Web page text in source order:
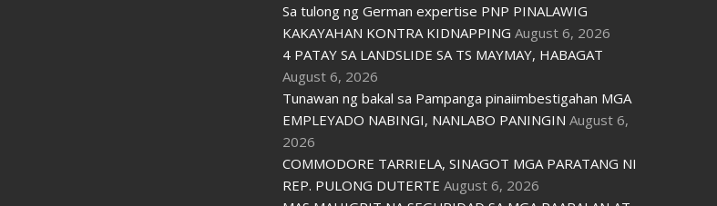
Sa tulong ng German expertise PNP PINALAWIG
KAKAYAHAN KONTRA KIDNAPPING August 6, 2026
4 PATAY SA LANDSLIDE SA TS MAYMAY, HABAGAT
August 6, 2026
Tunawan ng bakal sa Pampanga pinaiimbestigahan MGA
EMPLEYADO NABINGI, NANLABO PANINGIN August 6,
2026
COMMODORE TARRIELA, SINAGOT MGA PARATANG NI
REP. PULONG DUTERTE August 6, 2026